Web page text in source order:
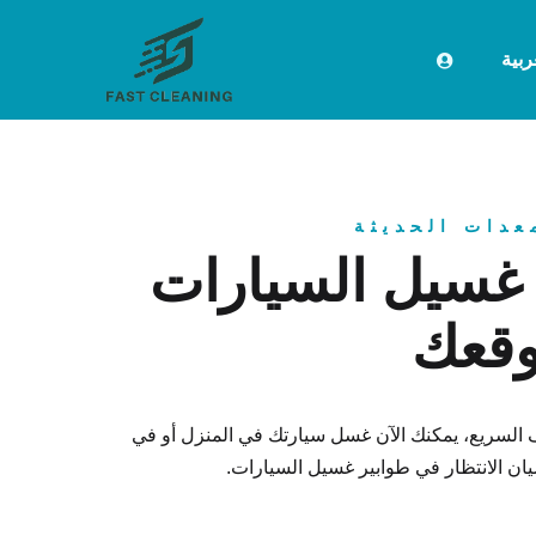
الحديثة
السيارات
السريع، يمكنك الآن غسل سيارتك في المنزل أو في
الانتظار في طوابير غسيل السيارات.